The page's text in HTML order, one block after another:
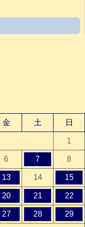
金 土 日
1
6 7 8
13 14 15
20 21 22
27 28 29